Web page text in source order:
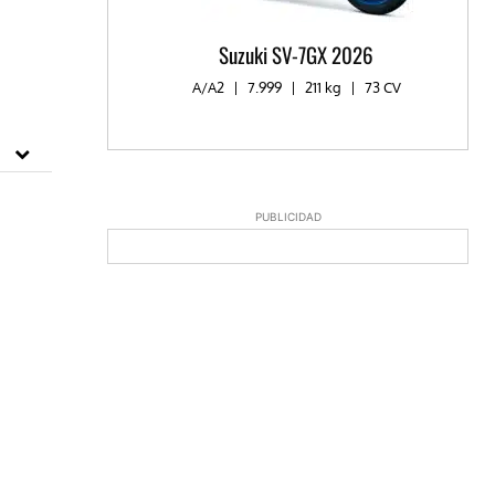
Suzuki SV-7GX 2026
A/A2 | 7.999 | 211 kg | 73 CV
PUBLICIDAD